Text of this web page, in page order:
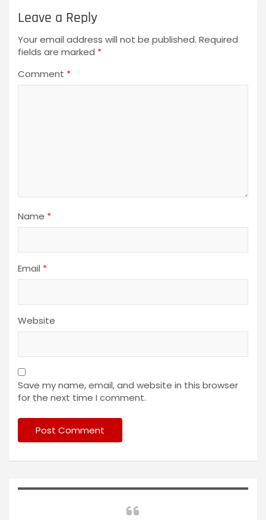
Leave a Reply
Your email address will not be published. Required
fields are marked *
Comment *
Name *
Email *
Website
Save my name, email, and website in this browser
for the next time I comment.